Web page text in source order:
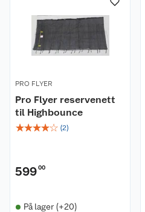
PRO FLYER
Pro Flyer reservenett
til Highbounce
☆☆☆☆☆ (2)
59900
På lager (+20)